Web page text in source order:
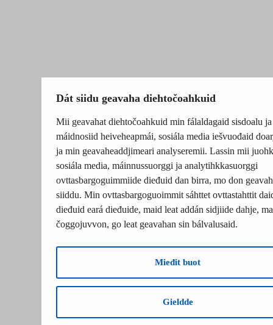
Dát siidu geavaha diehtočoahkuid
Mii geavahat diehtočoahkuid min fálaldagaid sisdoalu ja
máidnosiid heiveheapmái, sosiála media iešvuođaid
ja min geavaheaddjimeari analyseremii. Lassin mii
sosiála media, máinnussuorggi ja analytihkkasuorggi
ovttasbargoguimmiide dieđuid dan birra, mo don
siiddu. Min ovttasbargoguoimmit sáhttet ovttastahttit
dieđuid eará dieđuide, maid leat addán sidjiide dahje,
čoggojuvvon, go leat geavahan sin bálvalusaid.
Mieđit buot
Gieldde